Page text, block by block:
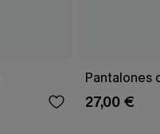
Pantalones
27,00 €